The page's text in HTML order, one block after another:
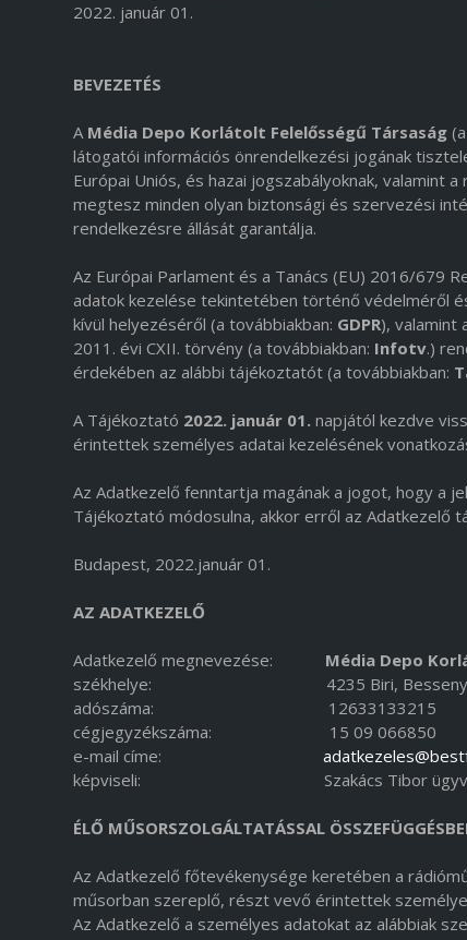
2022. január 01.
BEVEZETÉS
A Média Depo Korlátolt Felelősségű Társaság
látogatói információs önrendelkezési jogának
Európai Uniós, és hazai jogszabályoknak, valamint
megtesz minden olyan biztonsági és szervezési
rendelkezésre állását garantálja.
Az Európai Parlament és a Tanács (EU) 2016/679
adatok kezelése tekintetében történő védelméről
kívül helyezéséről (a továbbiakban: GDPR), valamint
2011. évi CXII. törvény (a továbbiakban: Infotv.)
érdekében az alábbi tájékoztatót (a továbbiakban:
A Tájékoztató 2022. január 01. napjától kezdve
érintettek személyes adatai kezelésének
Az Adatkezelő fenntartja magának a jogot, hogy a
Tájékoztató módosulna, akkor erről az Adatkezelő
Budapest, 2022.január 01.
AZ ADATKEZELŐ
Adatkezelő megnevezése: Média Depo
székhelye: 4235 Biri, Bessenyei
adószáma: 12633133215
cégjegyzékszáma: 15 09 066850
e-mail címe:
képviseli: Szakács Tibor
ÉLŐ MŰSORSZOLGÁLTATÁSSAL
Az Adatkezelő főtevékenysége keretében a
műsorban szereplő, részt vevő érintettek
Az Adatkezelő a személyes adatokat az alábbiak